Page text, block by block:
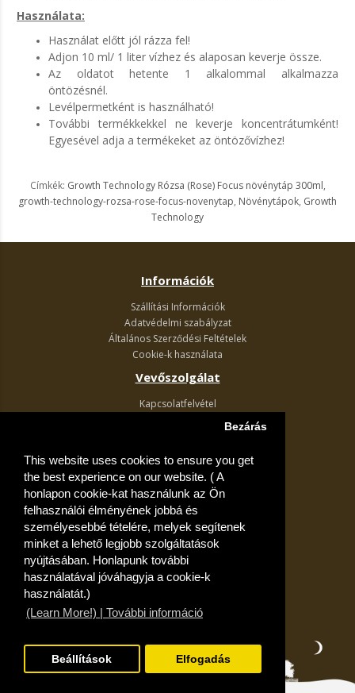
This website uses cookies to ensure you get
the best experience on our website. ( A
honlapon cookie-kat használunk az Ön
felhasználói élményének jobbá és
személyesebbé tételére, melyek segítenek
minket a lehető legjobb szolgáltatások
nyújtásában. Honlapunk további
használatával jóváhagyja a cookie-k
használatát.)
(Learn More!) | További információ
Bezárás
Beállítások Elfogadás
Használata:
Használat előtt jól rázza fel!
Adjon 10 ml/ 1 liter vízhez és alaposan keverje össze.
Az oldatot hetente 1 alkalommal alkalmazza
öntözésnél.
Levélpermetként is használható!
További termékkekkel ne keverje koncentrátumként!
Egyesével adja a termékeket az öntözővízhez!
Címkék: Growth Technology Rózsa (Rose) Focus növénytáp 300ml,
growth-technology-rozsa-rose-focus-novenytap, Növénytápok, Growth
Technology
Információk
Szállítási Információk
Adatvédelmi szabályzat
Általános Szerződési Feltételek
Cookie-k használata
Vevőszolgálat
Kapcsolatfelvétel
Akciós ajánlatok
Fiók
Kívánságlista